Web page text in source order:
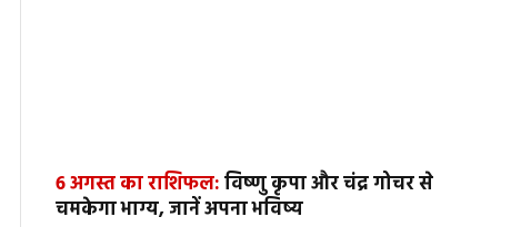
6 अगस्त का राशिफल:विष्णु कृपा और चंद्र गोचर से
चमकेगा भाग्य, जानें अपना भविष्य